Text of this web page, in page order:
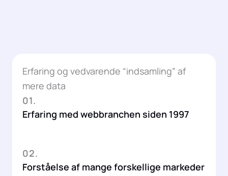
Erfaring og vedvarende “indsamling” af
mere data
01.
Erfaring med webbranchen siden 1997
02.
Forståelse af mange forskellige markeder